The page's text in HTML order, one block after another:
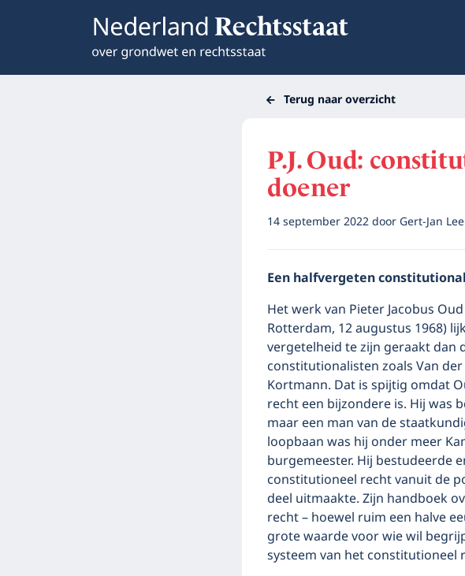
Terug naar overzicht
P.J. Oud:
doener
14 september 2022door Gert-Jan
Een halfvergeten
Het werk van Pieter Jacobus
Rotterdam, 12 augustus 1968)
vergetelheid te zijn geraakt dan
constitutionalisten zoals Van
Kortmann. Dat is spijtig omdat
recht een bijzondere is. Hij was
maar een man van de
loopbaan was hij onder meer
burgemeester. Hij bestudeerde
constitutioneel recht vanuit de
deel uitmaakte. Zijn handboek
recht – hoewel ruim een halve
grote waarde voor wie wil
systeem van het constitutioneel